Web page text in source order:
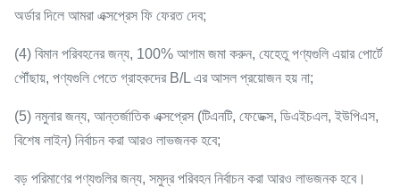
অর্ডার দিলে আমরা এক্সপ্রেস ফি ফেরত দেব;
(4) বিমান পরিবহনের জন্য, 100% আগাম জমা করুন, যেহেতু পণ্যগুলি এয়ার পোর্টে
পৌঁছায়, পণ্যগুলি পেতে গ্রাহকদের B/L এর আসল প্রয়োজন হয় না;
(5) নমুনার জন্য, আন্তর্জাতিক এক্সপ্রেস (টিএনটি, ফেডেক্স, ডিএইচএল, ইউপিএস,
বিশেষ লাইন) নির্বাচন করা আরও লাভজনক হবে;
বড় পরিমাণের পণ্যগুলির জন্য, সমুদ্র পরিবহন নির্বাচন করা আরও লাভজনক হবে।